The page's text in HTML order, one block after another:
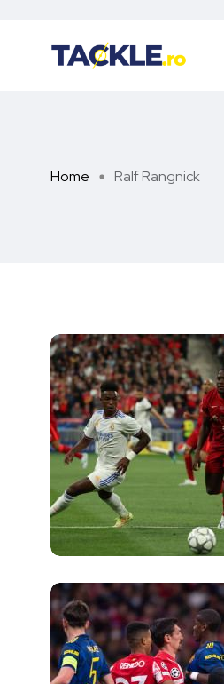
Home Ralf Rangnick